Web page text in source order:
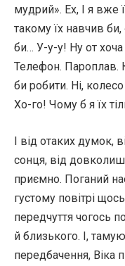
мудрий». Ех, І я вже
такому їх навчив
би… У-у-у! Ну от хоча
Телефон. Пароплав.
би робити. Ні,
Хо-го! Чому б я їх
І від отаких думок,
сонця, від
приємно. Поганий
густому повітрі
передчуття чогось
й близького. І,
передбачення, Віка